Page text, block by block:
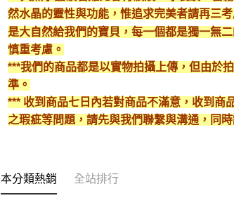
然水晶的靈性與功能，惟追求完美者請再三
是大自然給我們的寶貝，每一個都是獨一無
慎重考慮。
***我們的商品都是以實物拍攝上傳，但由於
準。
*** 收到商品七日內若對商品不滿意，收到商
之瑕疵等問題，請先與我們聯繫與溝通，同
本分類熱銷 全站排行